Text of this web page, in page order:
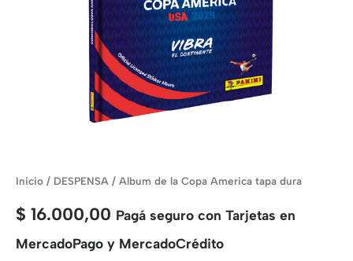
Inicio / DESPENSA / Album de la Copa America tapa dura
$ 16.000,00 Pagá seguro con Tarjetas en
MercadoPago y MercadoCrédito